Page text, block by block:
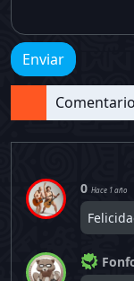
Enviar
0 Hace 1 año